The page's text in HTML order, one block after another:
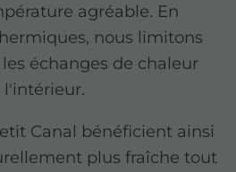
agréable. En
nous limitons
échanges de chaleur
Canal bénéficient ainsi
plus fraîche tout